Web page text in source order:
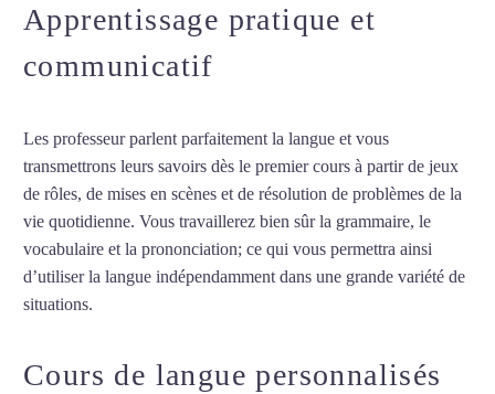
Apprentissage pratique et
communicatif
Les professeur parlent parfaitement la langue et vous
transmettrons leurs savoirs dès le premier cours à partir de jeux
de rôles, de mises en scènes et de résolution de problèmes de la
vie quotidienne. Vous travaillerez bien sûr la grammaire, le
vocabulaire et la prononciation; ce qui vous permettra ainsi
d’utiliser la langue indépendamment dans une grande variété de
situations.
Cours de langue personnalisés